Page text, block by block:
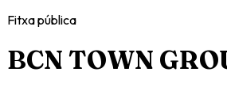
Fitxa pública
BCN TOWN